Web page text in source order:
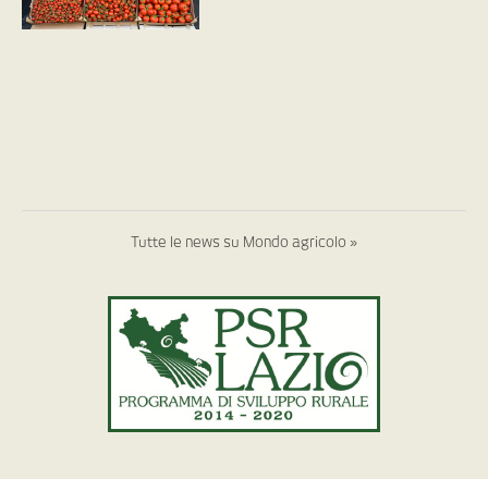
Tutte le news su Mondo agricolo »